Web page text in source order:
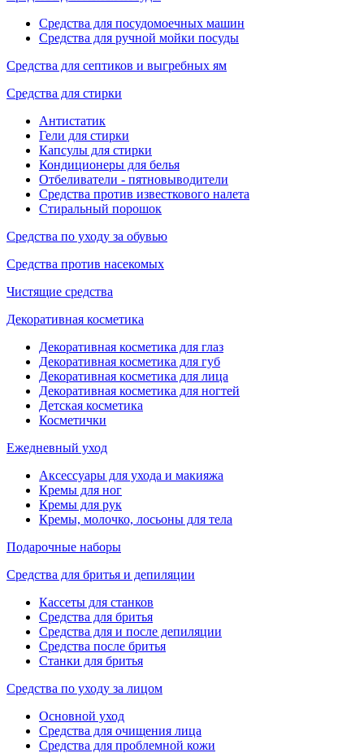
Средства для посудомоечных машин
Средства для ручной мойки посуды
Средства для септиков и выгребных ям
Средства для стирки
Антистатик
Гели для стирки
Капсулы для стирки
Кондиционеры для белья
Отбеливатели - пятновыводители
Средства против известкового налета
Стиральный порошок
Средства по уходу за обувью
Средства против насекомых
Чистящие средства
Декоративная косметика
Декоративная косметика для глаз
Декоративная косметика для губ
Декоративная косметика для лица
Декоративная косметика для ногтей
Детская косметика
Косметички
Ежедневный уход
Аксессуары для ухода и макияжа
Кремы для ног
Кремы для рук
Кремы, молочко, лосьоны для тела
Подарочные наборы
Средства для бритья и депиляции
Кассеты для станков
Средства для бритья
Средства для и после депиляции
Средства после бритья
Станки для бритья
Средства по уходу за лицом
Основной уход
Средства для очищения лица
Средства для проблемной кожи